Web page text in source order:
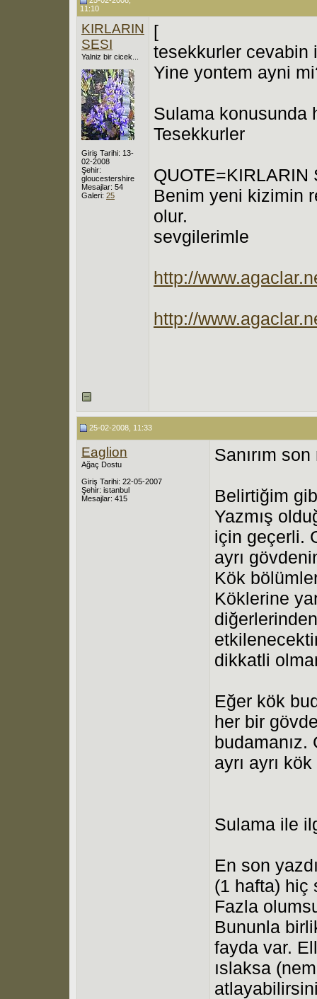
11:10
KIRLARIN
SESI
Yalniz bir cicek...
Giriş Tarihi: 13-
02-2008
Şehir:
gloucestershire
Mesajlar: 54
Galeri: 25
[
tesekkurler cevabin
Yine yontem ayni
Sulama konusunda
Tesekkurler
Benim yeni kizimin
olur.
sevgilerimle
http://
http://
25-02-2008, 11:33
Eaglion
Ağaç Dostu
Giriş Tarihi: 22-05-2007
Şehir: istanbul
Mesajlar: 415
Sanırım
Belirtiğim
Yazmış
için geçerli.
ayrı
Kök
Köklerine
dikkatli
Eğer kök
her bir
ayrı ayrı
Sulama ile
En son
(1 hafta) hiç
Fazla
Bununla
fayda var.
ıslaksa